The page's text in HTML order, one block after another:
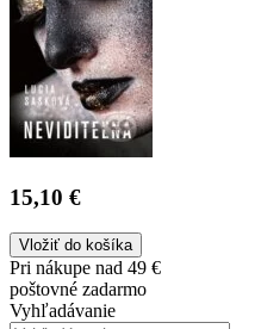
15,10 €
Vložiť do košíka
Pri nákupe nad 49 €
poštovné zadarmo
Vyhľadávanie